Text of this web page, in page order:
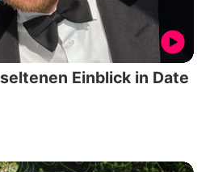
Einblick in Date